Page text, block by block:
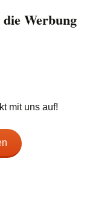
mit uns auf!